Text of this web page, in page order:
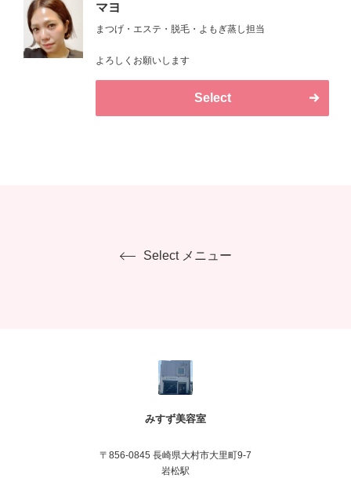
マヨ
まつげ・エステ・脱毛・よもぎ蒸し担当
よろしくお願いします
Select
Select メニュー
みすず美容室
〒856-0845 長崎県大村市大里町9-7
岩松駅